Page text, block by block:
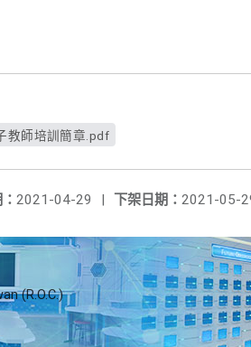
教師培訓簡章.pdf
下架日期： 2021-05-
2021-04-29 |
(R.O.C.)